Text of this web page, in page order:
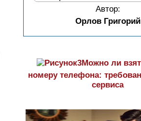
Автор:
Орлов Григорий
Можно ли
номеру телефона:
сервиса